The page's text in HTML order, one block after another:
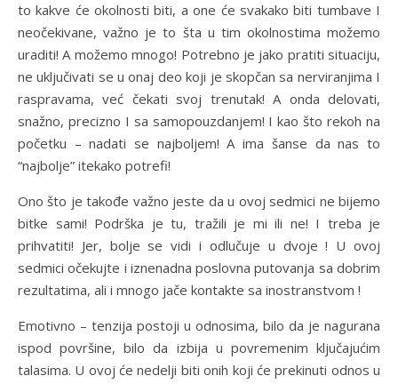
to kakve će okolnosti biti, a one će svakako biti tumbave I
neočekivane, važno je to šta u tim okolnostima možemo
uraditi! A možemo mnogo! Potrebno je jako pratiti situaciju,
ne uključivati se u onaj deo koji je skopčan sa nerviranjima I
raspravama, već čekati svoj trenutak! A onda delovati,
snažno, precizno I sa samopouzdanjem! I kao što rekoh na
početku – nadati se najboljem! A ima šanse da nas to
“najbolje” itekako potrefi!
Ono što je takođe važno jeste da u ovoj sedmici ne bijemo
bitke sami! Podrška je tu, tražili je mi ili ne! I treba je
prihvatiti! Jer, bolje se vidi i odlučuje u dvoje ! U ovoj
sedmici očekujte i iznenadna poslovna putovanja sa dobrim
rezultatima, ali i mnogo jače kontakte sa inostranstvom !
Emotivno – tenzija postoji u odnosima, bilo da je nagurana
ispod površine, bilo da izbija u povremenim ključajućim
talasima. U ovoj će nedelji biti onih koji će prekinuti odnos u